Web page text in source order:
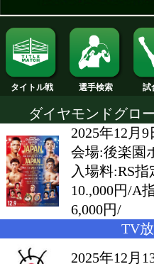
タイトル戦 選手検索
ダイヤモンド
2025年
会場:後
入場料
10.,000